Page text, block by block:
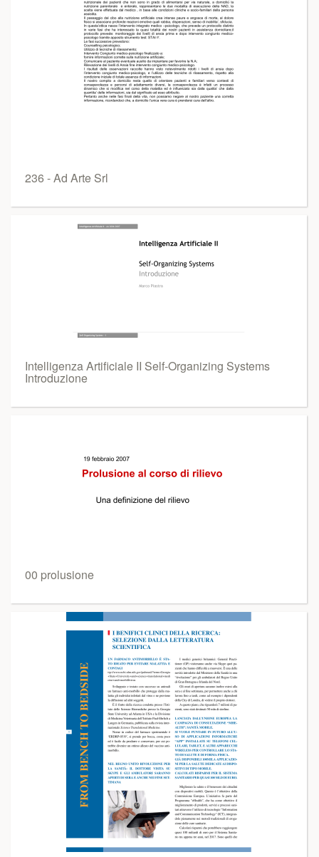
236 - Ad Arte Srl
Intelligenza Artificiale II Self-Organizing Systems
Introduzione
00 prolusione